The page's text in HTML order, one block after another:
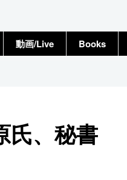
動画/Live Books
、秘書